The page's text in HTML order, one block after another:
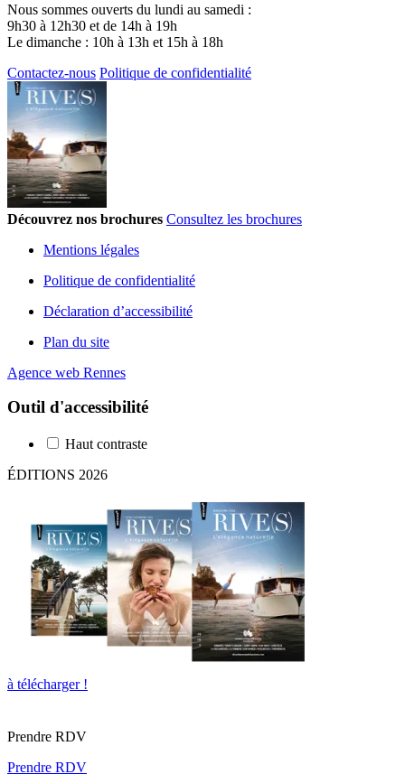
Nous sommes ouverts du lundi au samedi :
9h30 à 12h30 et de 14h à 19h
Le dimanche : 10h à 13h et 15h à 18h
Contactez-nous Politique de confidentialité
Découvrez nos brochures Consultez les brochures
Mentions légales
Politique de confidentialité
Déclaration d’accessibilité
Plan du site
Agence web Rennes
Outil d'accessibilité
Haut contraste
ÉDITIONS 2026
à télécharger !
Prendre RDV
Prendre RDV